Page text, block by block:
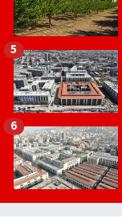
5
6